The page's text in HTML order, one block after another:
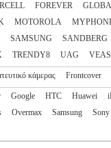
FOREVER
MOTOROLA
SAMSUNG SANDBERG
TRENDY8 UAG
κάμερας Frontcover
Google HTC Huawei
Overmax Samsung Sony